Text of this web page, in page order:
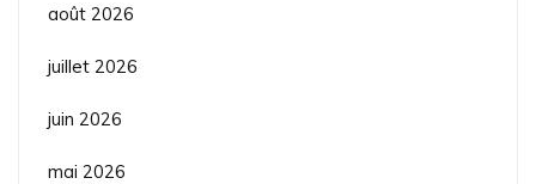
août 2026
juillet 2026
juin 2026
mai 2026